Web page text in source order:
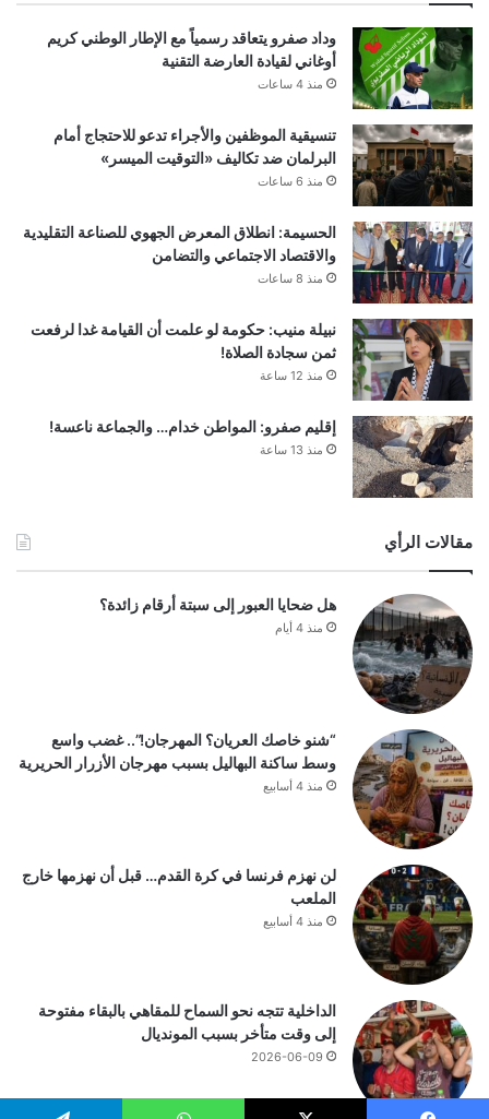
وداد صفرو يتعاقد رسمياً مع الإطار الوطني كريم
أوغاني لقيادة العارضة التقنية
منذ 4 ساعات
تنسيقية الموظفين والأجراء تدعو للاحتجاج أمام
البرلمان ضد تكاليف «التوقيت الميسر»
منذ 6 ساعات
الحسيمة: انطلاق المعرض الجهوي للصناعة التقليدية
والاقتصاد الاجتماعي والتضامن
منذ 8 ساعات
نبيلة منيب: حكومة لو علمت أن القيامة غدا لرفعت
ثمن سجادة الصلاة!
منذ 12 ساعة
إقليم صفرو: المواطن خدام… والجماعة ناعسة!
منذ 13 ساعة
مقالات الرأي
هل ضحايا العبور إلى سبتة أرقام زائدة؟
منذ 4 أيام
“شنو خاصك العريان؟ المهرجان!”.. غضب واسع
وسط ساكنة البهاليل بسبب مهرجان الأزرار الحريرية
منذ 4 أسابيع
لن نهزم فرنسا في كرة القدم… قبل أن نهزمها خارج
الملعب
منذ 4 أسابيع
الداخلية تتجه نحو السماح للمقاهي بالبقاء مفتوحة
إلى وقت متأخر بسبب المونديال
2026-06-09